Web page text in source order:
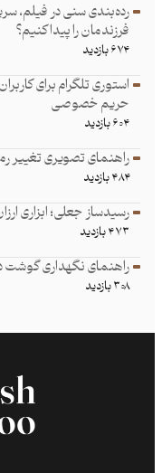
رده‌بندی سنی در فیلم،
فرزند‌مان را پیدا کنیم؟
۶۷۴ بازدید
حریم خصوصی
۶۰۴ بازدید
راهنمای تصویری تغییر
۴۸۴ بازدید
رسیدساز جعلی؛ ابزاری
۴۷۳ بازدید
راهنمای نگهداری گوشت
۳۰۸ بازدید